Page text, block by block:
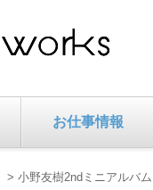
お仕事情報
> 小野友樹2ndミニアルバ